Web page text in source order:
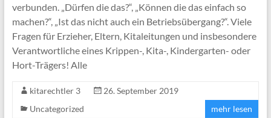
verbunden. „Dürfen die das?“, „Können die das einfach so
machen?“, „Ist das nicht auch ein Betriebsübergang?“. Viele
Fragen für Erzieher, Eltern, Kitaleitungen und insbesondere
Verantwortliche eines Krippen-, Kita-, Kindergarten- oder
Hort-Trägers! Alle
kitarechtler 3
26. September 2019
Uncategorized
mehr lesen